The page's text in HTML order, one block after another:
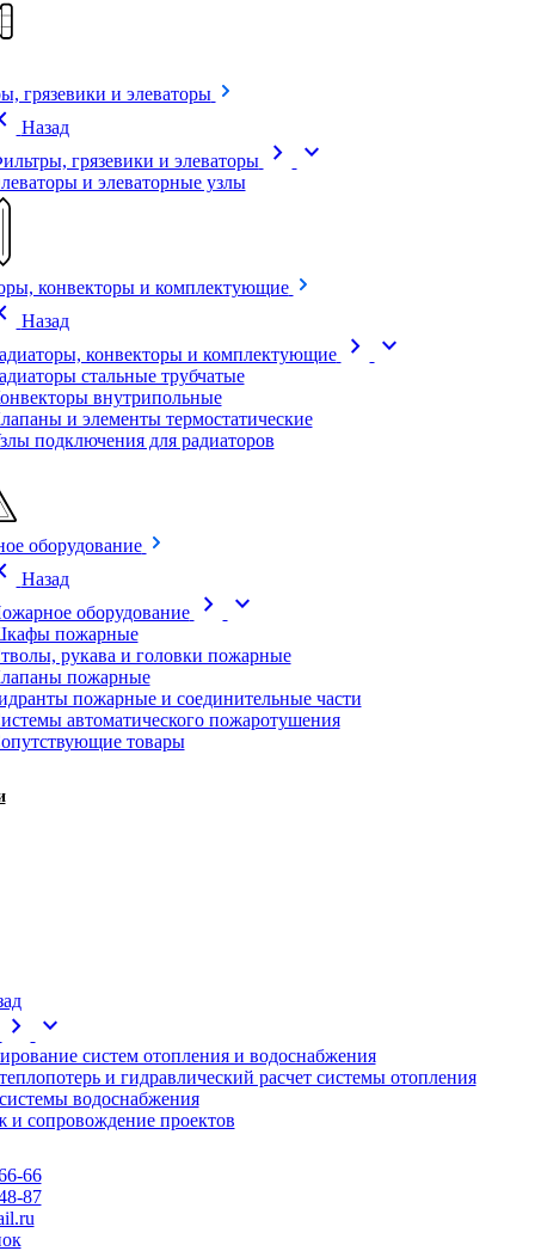
грязевики и элеваторы
Назад
грязевики и элеваторы
chevron_right expand_more
и элеваторные узлы
конвекторы и комплектующие
Назад
конвекторы и комплектующие
chevron_right expand_more
стальные трубчатые
внутрипольные
и элементы термостатические
подключения для радиаторов
оборудование
Назад
оборудование
chevron_right expand_more
пожарные
рукава и головки пожарные
пожарные
пожарные и соединительные части
автоматического пожаротушения
товары
chevron_right expand_more
систем отопления и водоснабжения
и гидравлический расчет системы отопления
водоснабжения
и сопровождение проектов
66
87